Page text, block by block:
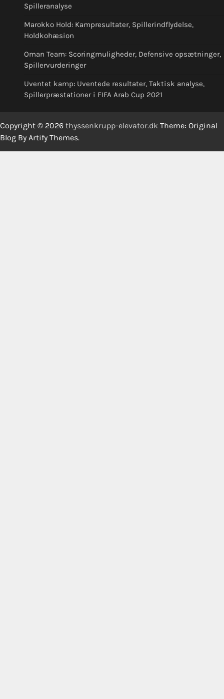
Spilleranalyse
Marokko Hold: Kampresultater, Spillerindflydelse,
Holdkohæsion
Oman Team: Scoringmuligheder, Defensive opsætninger,
Spillervurderinger
Uventet kamp: Uventede resultater, Taktisk analyse,
Spillerpræstationer i FIFA Arab Cup 2021
Copyright © 2026 thyssenkrupp-elevator.dk Theme: Original
Blog By Artify Themes.